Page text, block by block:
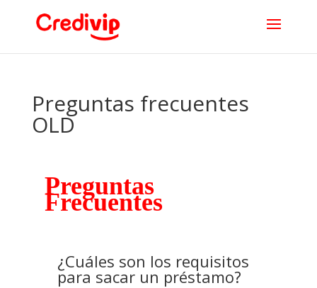
Preguntas frecuentes
OLD
Preguntas
Frecuentes
¿Cuáles son los requisitos
para sacar un préstamo?